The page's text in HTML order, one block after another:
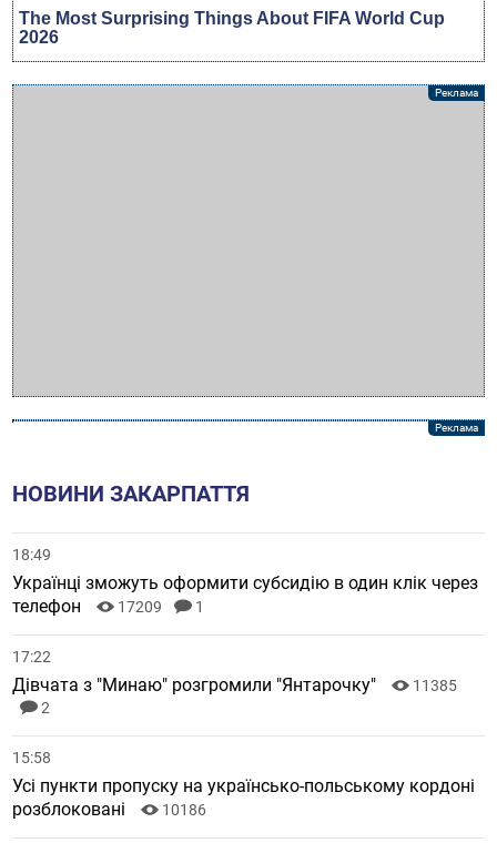
НОВИНИ ЗАКАРПАТТЯ
18:49
Українці зможуть оформити субсидію в один клік через
телефон
17209 1
17:22
Дівчата з "Минаю" розгромили "Янтарочку"
11385
2
15:58
Усі пункти пропуску на українсько-польському кордоні
розблоковані
10186